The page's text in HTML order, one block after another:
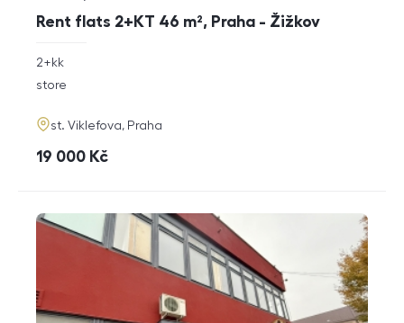
Rent flats 2+KT 46 m², Praha - Žižkov
Offer type
Property type
rozměry
2+kk
funkce
store
adresa
st. Viklefova, Praha
cena
19 000 Kč